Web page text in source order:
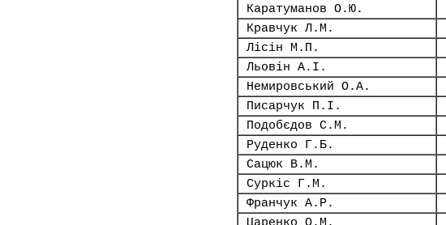
Каратуманов О.Ю.
Кравчук Л.М.
Лісін М.П.
Льовін А.І.
Немировський О.А.
Писарчук П.І.
Подобєдов С.М.
Руденко Г.Б.
Сацюк В.М.
Суркіс Г.М.
Франчук А.Р.